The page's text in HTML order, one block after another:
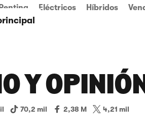
Eléctricos Híbridos
Y
70,2 mil 2,38 M 4,21 mil